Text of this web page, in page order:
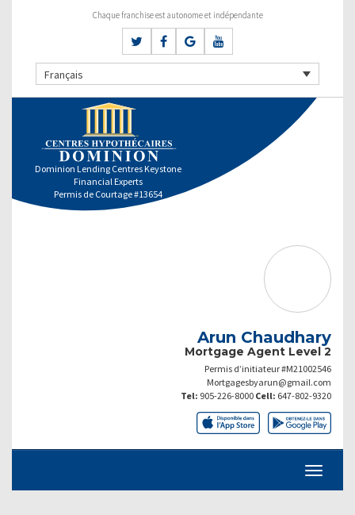
Chaque franchise est autonome et indépendante
Français
Dominion Lending Centres Keystone
Financial Experts
Permis de Courtage #13654
Arun Chaudhary
Mortgage Agent Level 2
Permis d’initiateur #M21002546
Mortgagesbyarun@gmail.com
Tel: 905-226-8000 Cell: 647-802-9320